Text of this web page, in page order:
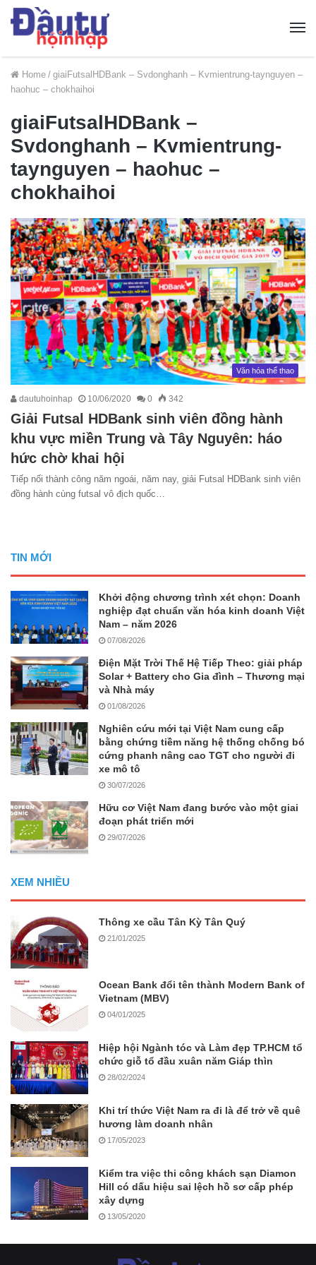
Home / giaiFutsalHDBank – Svdonghanh – Kvmientrung-taynguyen –
haohuc – chokhaihoi
giaiFutsalHDBank –
Svdonghanh – Kvmientrung-
taynguyen – haohuc –
chokhaihoi
Văn hóa thể thao
dautuhoinhap 10/06/2020 0 342
Giải Futsal HDBank sinh viên đồng hành
khu vực miền Trung và Tây Nguyên: háo
hức chờ khai hội
Tiếp nối thành công năm ngoái, năm nay, giải Futsal HDBank sinh viên
đồng hành cùng futsal vô địch quốc…
TIN MỚI
Khởi động chương trình xét chọn: Doanh
nghiệp đạt chuẩn văn hóa kinh doanh Việt
Nam – năm 2026
07/08/2026
Điện Mặt Trời Thế Hệ Tiếp Theo: giải pháp
Solar + Battery cho Gia đình – Thương mại
và Nhà máy
01/08/2026
Nghiên cứu mới tại Việt Nam cung cấp
bằng chứng tiềm năng hệ thống chống bó
cứng phanh nâng cao TGT cho người đi
xe mô tô
30/07/2026
Hữu cơ Việt Nam đang bước vào một giai
đoạn phát triển mới
29/07/2026
XEM NHIỀU
Thông xe cầu Tân Kỳ Tân Quý
21/01/2025
Ocean Bank đổi tên thành Modern Bank of
Vietnam (MBV)
04/01/2025
Hiệp hội Ngành tóc và Làm đẹp TP.HCM tổ
chức giỗ tổ đầu xuân năm Giáp thìn
28/02/2024
Khi trí thức Việt Nam ra đi là để trở về quê
hương làm doanh nhân
17/05/2023
Kiểm tra việc thi công khách sạn Diamon
Hill có dấu hiệu sai lệch hồ sơ cấp phép
xây dựng
13/05/2020